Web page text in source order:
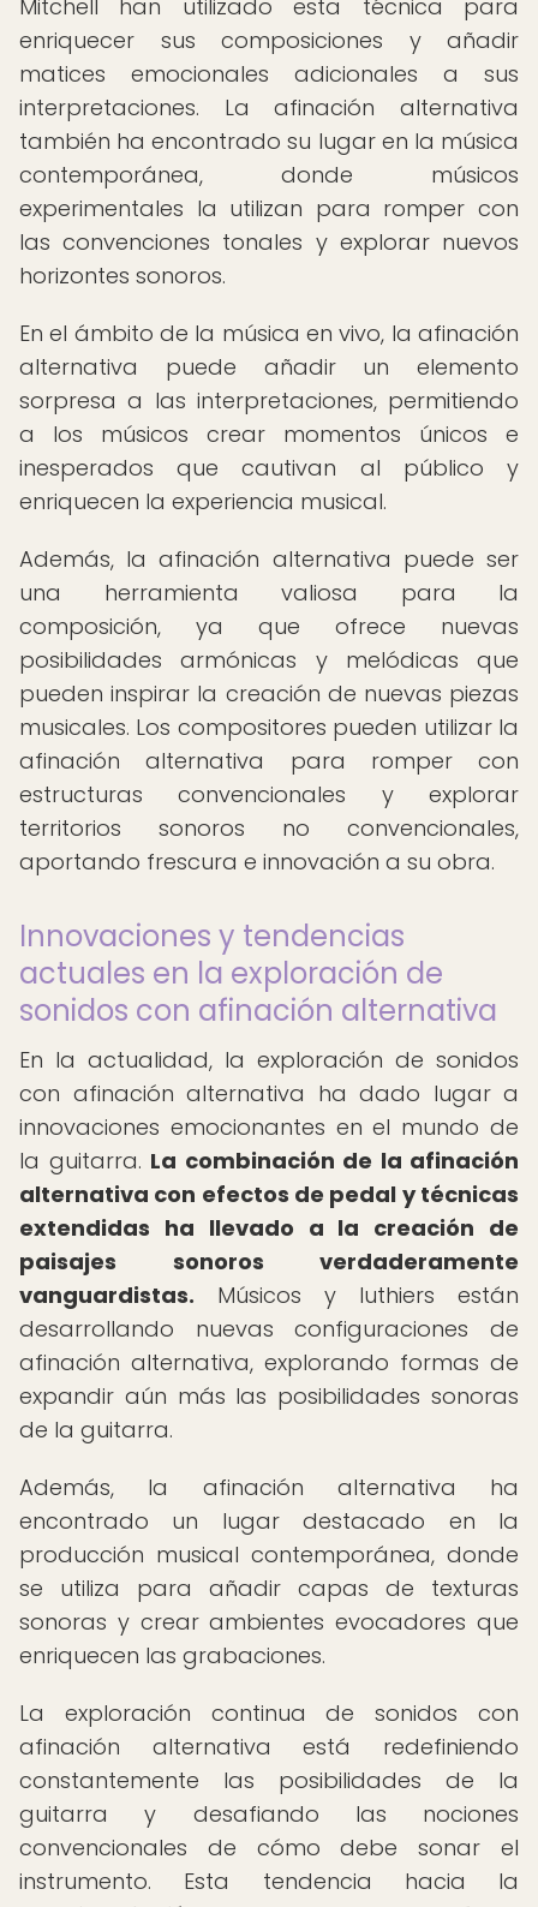
Mitchell han utilizado esta técnica para
enriquecer sus composiciones y añadir
matices emocionales adicionales a sus
interpretaciones. La afinación alternativa
también ha encontrado su lugar en la música
contemporánea, donde músicos
experimentales la utilizan para romper con
las convenciones tonales y explorar nuevos
horizontes sonoros.
En el ámbito de la música en vivo, la afinación
alternativa puede añadir un elemento
sorpresa a las interpretaciones, permitiendo
a los músicos crear momentos únicos e
inesperados que cautivan al público y
enriquecen la experiencia musical.
Además, la afinación alternativa puede ser
una herramienta valiosa para la
composición, ya que ofrece nuevas
posibilidades armónicas y melódicas que
pueden inspirar la creación de nuevas piezas
musicales. Los compositores pueden utilizar la
afinación alternativa para romper con
estructuras convencionales y explorar
territorios sonoros no convencionales,
aportando frescura e innovación a su obra.
Innovaciones y tendencias
actuales en la exploración de
sonidos con afinación alternativa
En la actualidad, la exploración de sonidos
con afinación alternativa ha dado lugar a
innovaciones emocionantes en el mundo de
la guitarra. La combinación de la afinación
alternativa con efectos de pedal y técnicas
extendidas ha llevado a la creación de
paisajes sonoros verdaderamente
vanguardistas. Músicos y luthiers están
desarrollando nuevas configuraciones de
afinación alternativa, explorando formas de
expandir aún más las posibilidades sonoras
de la guitarra.
Además, la afinación alternativa ha
encontrado un lugar destacado en la
producción musical contemporánea, donde
se utiliza para añadir capas de texturas
sonoras y crear ambientes evocadores que
enriquecen las grabaciones.
La exploración continua de sonidos con
afinación alternativa está redefiniendo
constantemente las posibilidades de la
guitarra y desafiando las nociones
convencionales de cómo debe sonar el
instrumento. Esta tendencia hacia la